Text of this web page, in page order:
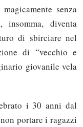
senza
diventa
di sbirciare nel
di “vecchio e
giovanile vela
i 30 anni dal
portare i ragazzi